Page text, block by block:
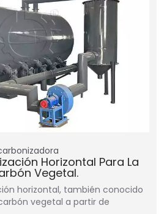
Horizontal Para La
Vegetal.
horizontal, también conocido
vegetal a partir de